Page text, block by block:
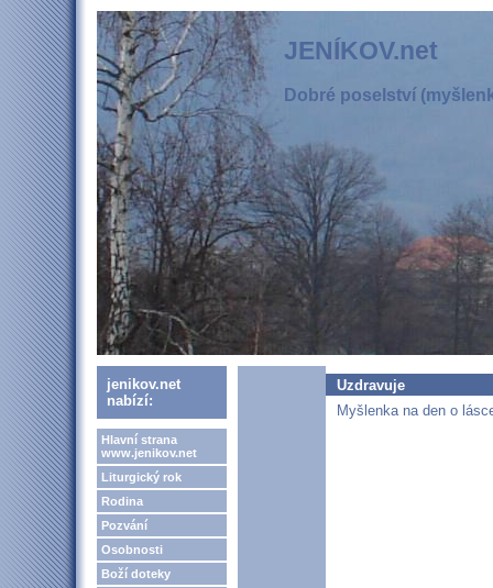
JENÍKOV.net
Dobré poselství
jenikov.net
nabízí:
Hlavní strana
www.jenikov.net
Liturgický rok
Rodina
Pozvání
Osobnosti
Boží doteky
Uzdravuje
Myšlenka na den o